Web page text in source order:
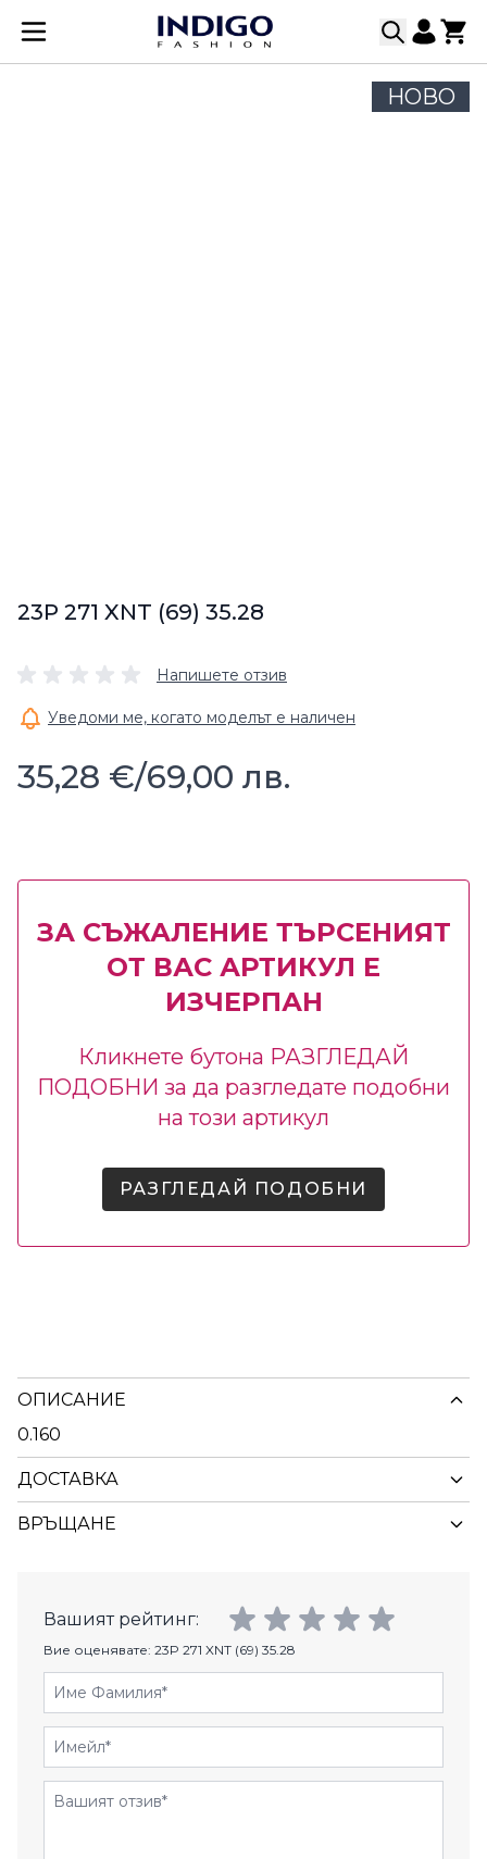
Прескачане към съдържанието
НОВО
23P 271 XNT (69) 35.28
Напишете отзив
Уведоми ме, когато моделът е наличен
35,28 €/69,00 лв.
ЗА СЪЖАЛЕНИЕ ТЪРСЕНИЯТ
ОТ ВАС АРТИКУЛ Е
ИЗЧЕРПАН
Кликнете бутона РАЗГЛЕДАЙ
ПОДОБНИ за да разгледате подобни
на този артикул
РАЗГЛЕДАЙ ПОДОБНИ
ОПИСАНИЕ
0.160
ДОСТАВКА
ВРЪЩАНЕ
Вашият рейтинг:
Вие оценявате: 23P 271 XNT (69) 35.28
Име Фамилия
Имейл
Отзиви